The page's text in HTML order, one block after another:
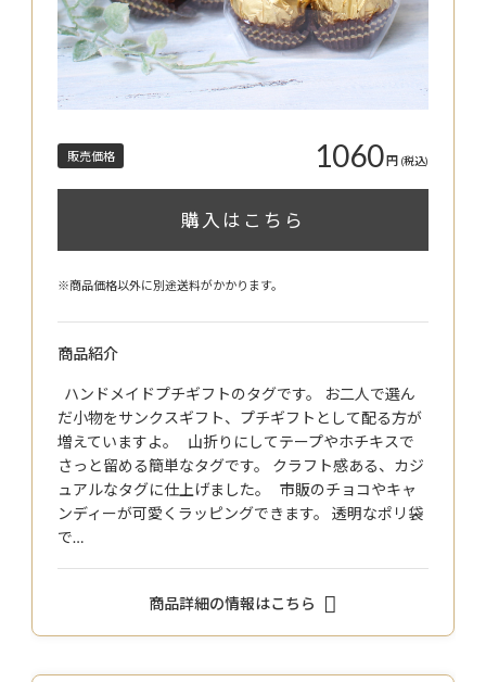
販売価格 1060 円 (税込)
購入はこちら
※商品価格以外に別途送料がかかります。
商品紹介
ハンドメイドプチギフトのタグです。 お二人で選ん
だ小物をサンクスギフト、プチギフトとして配る方が
増えていますよ。 山折りにしてテープやホチキスで
さっと留める簡単なタグです。 クラフト感ある、カジ
ュアルなタグに仕上げました。 市販のチョコやキャ
ンディーが可愛くラッピングできます。 透明なポリ袋
で…
商品詳細の情報はこちら